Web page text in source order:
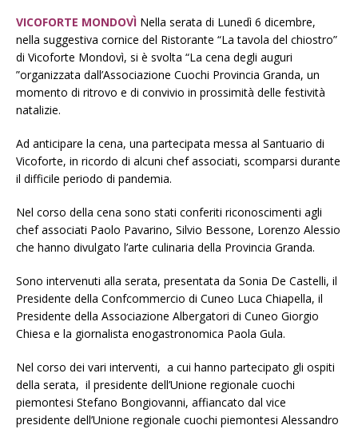
VICOFORTE MONDOVÌ Nella serata di Lunedì 6 dicembre,
nella suggestiva cornice del Ristorante “La tavola del chiostro”
di Vicoforte Mondovì, si è svolta “La cena degli auguri
”organizzata dall’Associazione Cuochi Provincia Granda, un
momento di ritrovo e di convivio in prossimità delle festività
natalizie.
Ad anticipare la cena, una partecipata messa al Santuario di
Vicoforte, in ricordo di alcuni chef associati, scomparsi durante
il difficile periodo di pandemia.
Nel corso della cena sono stati conferiti riconoscimenti agli
chef associati Paolo Pavarino, Silvio Bessone, Lorenzo Alessio
che hanno divulgato l’arte culinaria della Provincia Granda.
Sono intervenuti alla serata, presentata da Sonia De Castelli, il
Presidente della Confcommercio di Cuneo Luca Chiapella, il
Presidente della Associazione Albergatori di Cuneo Giorgio
Chiesa e la giornalista enogastronomica Paola Gula.
Nel corso dei vari interventi, a cui hanno partecipato gli ospiti
della serata, il presidente dell’Unione regionale cuochi
piemontesi Stefano Bongiovanni, affiancato dal vice
presidente dell’Unione regionale cuochi piemontesi Alessandro